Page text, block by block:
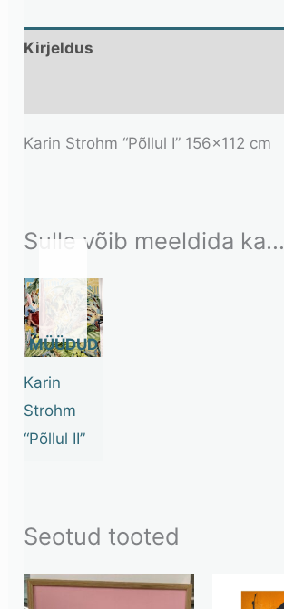
Kirjeldus
Karin Strohm “Põllul I” 156×112 cm
Sulle võib meeldida ka…
STOCK
Karin
Strohm
“Põllul II”
Seotud tooted